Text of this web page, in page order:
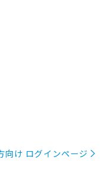
向け ログインページ